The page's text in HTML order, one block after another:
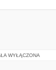
WYŁĄCZONA